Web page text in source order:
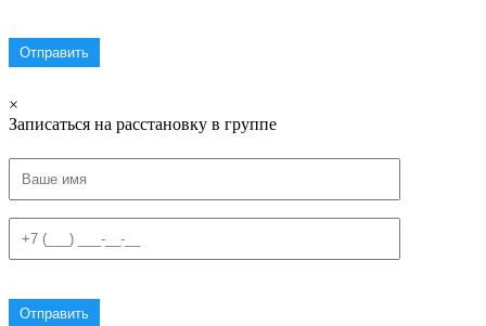
×
Записаться на расстановку в группе